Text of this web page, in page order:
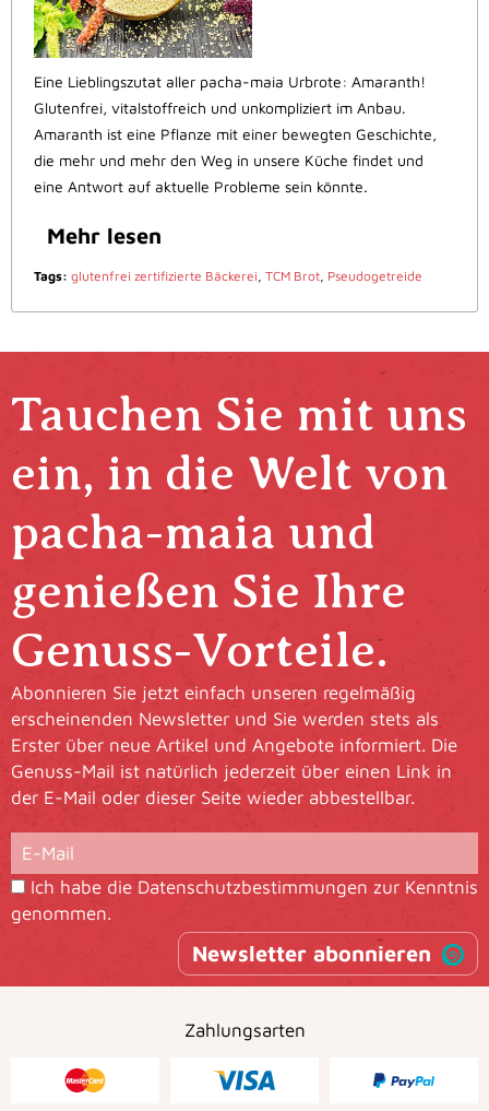
Eine Lieblingszutat aller pacha-maia Urbrote: Amaranth!
Glutenfrei, vitalstoffreich und unkompliziert im Anbau.
Amaranth ist eine Pflanze mit einer bewegten Geschichte,
die mehr und mehr den Weg in unsere Küche findet und
eine Antwort auf aktuelle Probleme sein könnte.
Mehr lesen
Tags: glutenfrei zertifizierte Bäckerei, TCM Brot, Pseudogetreide
Tauchen Sie mit uns
ein, in die Welt von
pacha-maia und
genießen Sie Ihre
Genuss-Vorteile.
Abonnieren Sie jetzt einfach unseren regelmäßig
erscheinenden Newsletter und Sie werden stets als
Erster über neue Artikel und Angebote informiert. Die
Genuss-Mail ist natürlich jederzeit über einen Link in
der E-Mail oder dieser Seite wieder abbestellbar.
Ich habe die Datenschutzbestimmungen zur Kenntnis
genommen.
Newsletter abonnieren
Zahlungsarten